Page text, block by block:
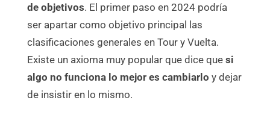
de objetivos. El primer paso en 2024 podría
ser apartar como objetivo principal las
clasificaciones generales en Tour y Vuelta.
Existe un axioma muy popular que dice que si
algo no funciona lo mejor es cambiarlo y dejar
de insistir en lo mismo.